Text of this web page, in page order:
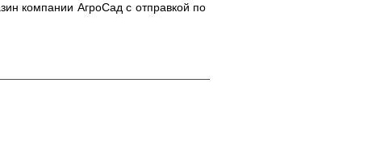
компании АгроСад с отправкой по